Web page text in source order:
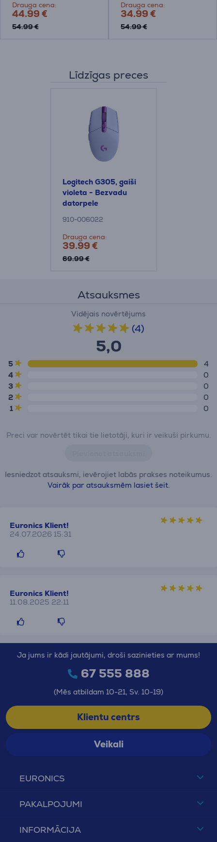
Drauga cena:
44.99 €
54.99 €
Drauga cena:
34.99 €
54.99 €
Līdzīgas preces
Logitech G305, gaiši
violeta - Bezvadu
datorpele
910-006022
Drauga cena:
39.99 €
69.99 €
Atsauksmes
Vidējais novērtējums
(4)
5,0
5
4
4
0
3
0
2
0
1
0
Preci var novērtēt tikai tie lietotāji, kuri ir veikuši pirkumu.
Iesniedzot atsauksmi, ievērojiet labās prakses noteikumus.
Vairāk par atsauksmēm lasiet šeit.
Euronics Klient!
24.07.2026 15:31
Euronics Klient!
11.08.2025 22:11
EURONICS
PAKALPOJUMI
INFORMĀCIJA
Ja jums ir kādi jautājumi, droši sazinieties ar mums!
67 555 888
(Mēs atbildam 10-21, Sv. 10-19)
Klientu centrs
Veikali